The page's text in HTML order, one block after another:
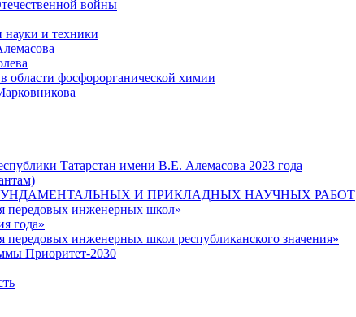
войны
науки и техники
области фосфорорганической химии
Татарстан имени В.Е. Алемасова 2023 года
И ПРИКЛАДНЫХ НАУЧНЫХ РАБОТ
передовых инженерных школ»
года»
передовых инженерных школ республиканского значения»
Приоритет-2030